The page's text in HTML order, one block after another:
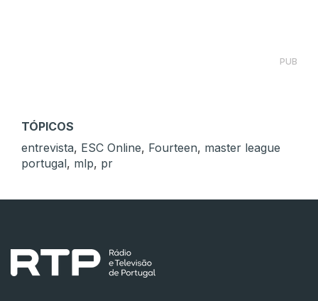
PUB
TÓPICOS
entrevista, ESC Online, Fourteen, master league
portugal, mlp, pr